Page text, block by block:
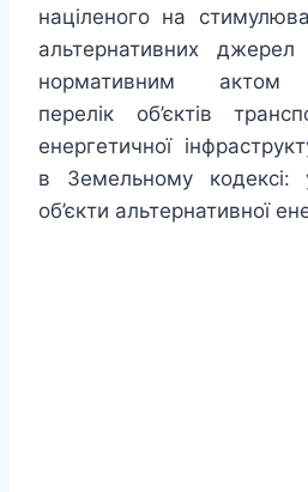
націленого на
альтернативних джерел
нормативним актом
перелік об’єктів
енергетичної
в Земельному кодексі:
об’єкти альтернативної